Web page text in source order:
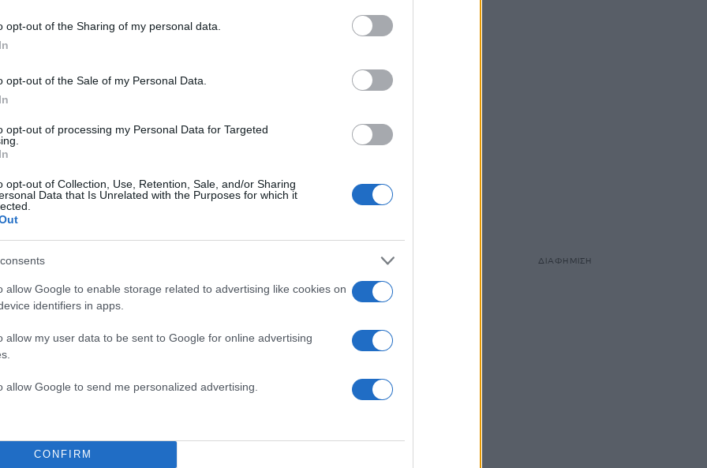
opt-out of the Sharing of my personal data.
opt-out of the Sale of my Personal Data.
opt-out of processing my Personal Data for Targeted
opt-out of Collection, Use, Retention, Sale, and/or Sharing
Data that Is Unrelated with the Purposes for which it
allow Google to enable storage related to advertising like cookies on
identifiers in apps.
allow my user data to be sent to Google for online advertising
allow Google to send me personalized advertising.
CONFIRM
Μπαλντόνι / Φωτογραφία αρχείου ΑΠΕ-ΜΠΕ
ξεκίνησε εκστρατεία σπίλωσης εναντίον της όταν
συμπεριφορά του, ενώ ισχυρίζεται ότι η δημόσια
ακόμη και τα τέσσερα παιδιά της που έχει αποκτήσει
Ρέινολντς.
ΔΙΑΦΗΜΙΣΗ
ΔΙΑΦΗΜΙΣΗ